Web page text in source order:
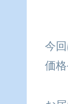
今回
価